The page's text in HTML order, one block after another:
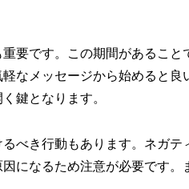
要です。この期間があるこ
なメッセージから始めると
鍵となります。
べき行動もあります。ネガ
になるため注意が必要です